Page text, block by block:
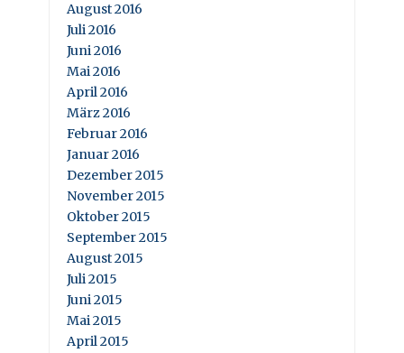
August 2016
Juli 2016
Juni 2016
Mai 2016
April 2016
März 2016
Februar 2016
Januar 2016
Dezember 2015
November 2015
Oktober 2015
September 2015
August 2015
Juli 2015
Juni 2015
Mai 2015
April 2015